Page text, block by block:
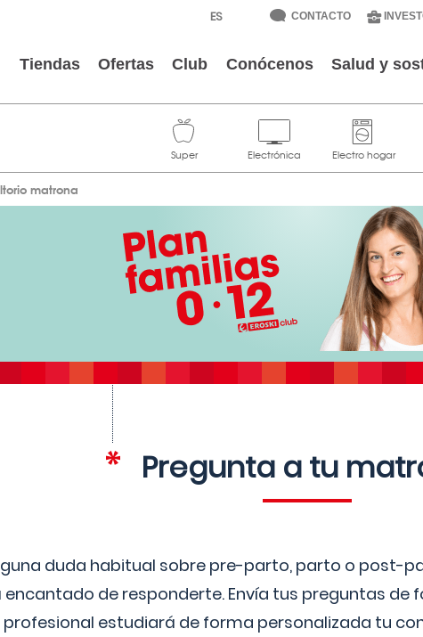
CONTACTO
Tiendas Ofertas Club Conócenos Salud y
matrona
Pregunta a tu
duda habitual sobre pre-parto, parto o post-
encantado de responderte. Envía tus preguntas
estudiará de forma personalizada tu